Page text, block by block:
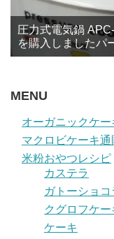
圧力式電気鍋
を購入しましたパ
MENU
オーガニックケ
マクロビケーキ
米粉おやつレシピ
カステラ
ガトーショコ
クグロフケー
ケーキ